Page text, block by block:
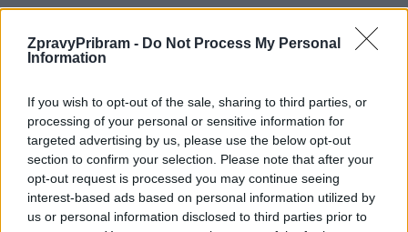
ZpravyPribram - Do Not Process My Personal
Information
If you wish to opt-out of the sale, sharing to third parties, or
processing of your personal or sensitive information for
targeted advertising by us, please use the below opt-out
section to confirm your selection. Please note that after your
opt-out request is processed you may continue seeing
interest-based ads based on personal information utilized by
us or personal information disclosed to third parties prior to
peníze
Příbram zákaz